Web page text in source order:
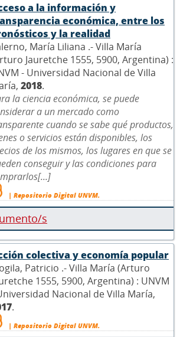
a la información y
económica, entre los
y la realidad
María Liliana .- Villa María
Jauretche 1555, 5900, Argentina) :
- Universidad Nacional de Villa
2018.
la ciencia económica, se puede
a un mercado como
cuando se sabe qué productos,
o servicios están disponibles, los
de los mismos, los lugares en que se
conseguir y las condiciones para
| Repositorio Digital UNVM.
s
colectiva y economía popular
Patricio .- Villa María (Arturo
1555, 5900, Argentina) : UNVM
Nacional de Villa María,
.
| Repositorio Digital UNVM.